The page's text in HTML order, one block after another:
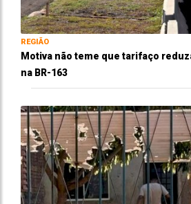
REGIÃO
Motiva não teme que tarifaço
na BR-163